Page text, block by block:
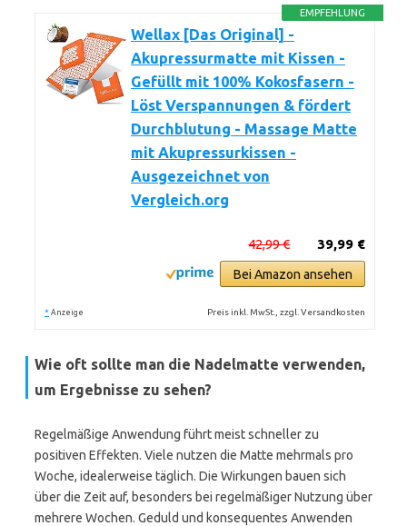
EMPFEHLUNG
Wellax [Das Original] -
Akupressurmatte mit Kissen -
Gefüllt mit 100% Kokosfasern -
Löst Verspannungen & fördert
Durchblutung - Massage Matte
mit Akupressurkissen -
Ausgezeichnet von
Vergleich.org
39,99 €
42,99 €
Bei Amazon ansehen
* Anzeige Preis inkl. MwSt., zzgl. Versandkosten
Wie oft sollte man die Nadelmatte verwenden,
um Ergebnisse zu sehen?
Regelmäßige Anwendung führt meist schneller zu
positiven Effekten. Viele nutzen die Matte mehrmals pro
Woche, idealerweise täglich. Die Wirkungen bauen sich
über die Zeit auf, besonders bei regelmäßiger Nutzung über
mehrere Wochen. Geduld und konsequentes Anwenden